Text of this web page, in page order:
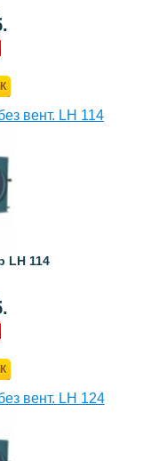
вент. LH 114
LH 114
вент. LH 124